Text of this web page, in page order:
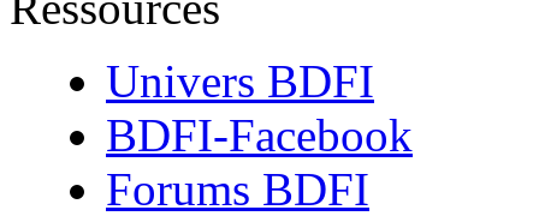
Univers BDFI
BDFI-Facebook
Forums BDFI